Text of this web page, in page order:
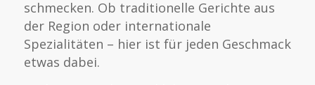
schmecken. Ob traditionelle Gerichte aus
der Region oder internationale
Spezialitäten – hier ist für jeden Geschmack
etwas dabei.